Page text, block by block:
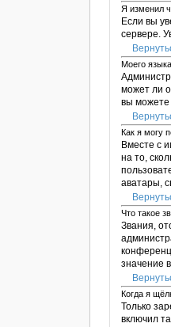
Я изменил
Если вы
сервере.
Моего
может ли
вы можете
Как я могу
Вместе с
на то,
аватары,
Что такое
Звания,
значение
Когда я
Только
включил